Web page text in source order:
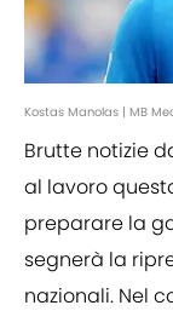
Kostas Manolas | MB
Brutte notizie
al lavoro
preparare la
segnerà la
nazionali. Nel